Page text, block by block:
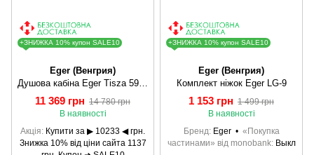
+ЗНИЖКА 10% купон SALE10
Eger (Венгрия)
Душова кабіна Eger Tisza 599-021/1
11 369 грн 14 780 грн
В наявності
Акція Купити за ▶ 10233 ◀ грн.
Знижка 10% від ціни сайта 1137
+ЗНИЖКА 10% купон SALE10
Eger (Венгрия)
Комплект ніжок Eger LG-9
1 153 грн 1 499 грн
В наявності
Бренд Eger
«Покупка
частинами» від monobank Выкл